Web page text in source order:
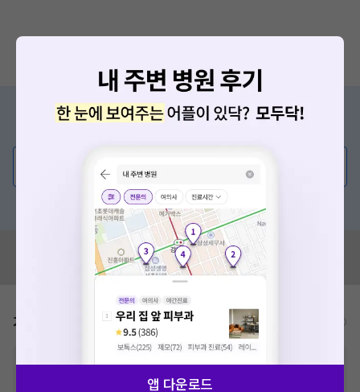
증상/치료, 궁금한 점이 있나요?
💬 무엇이든 물어보세요
혹은, 의료상담 서비스에 다양한 게시글 보러가기
혹시 잘못된 병원정보가 있나요?
모두닥 팀에 알려주세요!
가격표 비급여/급여 진료란?
※비급여 항목의 경우,추가비용 등으로 실제 가격과 상이할 수 있으니, 정확
한 가격은 해당 의료기관에 직접 문의해주세요.
앱 다운로드